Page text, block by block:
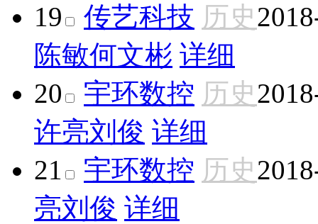
19
传艺科技 历史
陈敏何文彬 详细
20
宇环数控 历史
许亮刘俊 详细
21
宇环数控 历史
亮刘俊 详细